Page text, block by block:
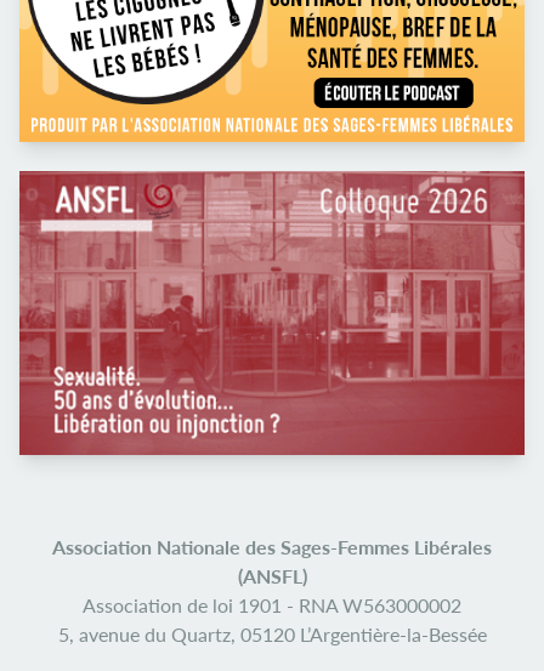
Association Nationale des Sages-Femmes Libérales
(ANSFL)
Association de loi 1901 - RNA W563000002
5, avenue du Quartz, 05120 L’Argentière-la-Bessée